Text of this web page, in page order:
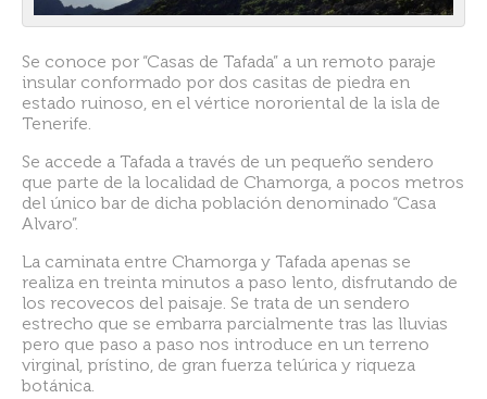
Se conoce por “Casas de Tafada” a un remoto paraje
insular conformado por dos casitas de piedra en
estado ruinoso, en el vértice nororiental de la isla de
Tenerife.
Se accede a Tafada a través de un pequeño sendero
que parte de la localidad de Chamorga, a pocos metros
del único bar de dicha población denominado “Casa
Alvaro”.
La caminata entre Chamorga y Tafada apenas se
realiza en treinta minutos a paso lento, disfrutando de
los recovecos del paisaje. Se trata de un sendero
estrecho que se embarra parcialmente tras las lluvias
pero que paso a paso nos introduce en un terreno
virginal, prístino, de gran fuerza telúrica y riqueza
botánica.